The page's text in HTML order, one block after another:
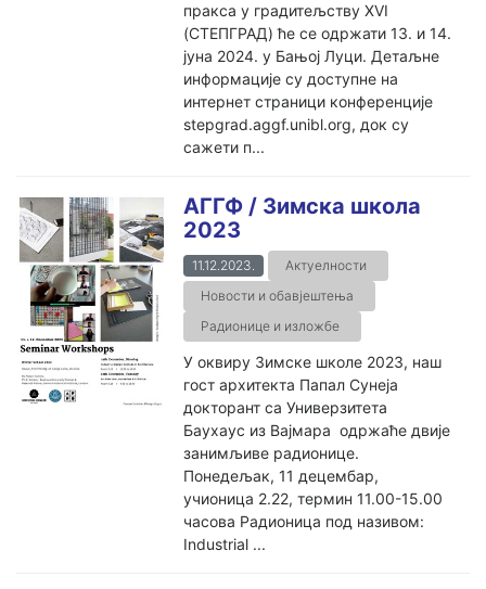
пракса у градитељству XVI
(СТЕПГРАД) ће се одржати 13. и 14.
јуна 2024. у Бањој Луци. Детаљне
информације су доступне на
интернет страници конференције
stepgrad.aggf.unibl.org, док су
сажети п...
АГГФ / Зимска школа
2023
11.12.2023.
Актуелности
Новости и обавјештења
Радионице и изложбе
У оквиру Зимске школе 2023, наш
гост архитекта Папал Сунеја
докторант са Универзитета
Баухаус из Вајмара одржаће двије
занимљиве радионице.
Понедељак, 11 децембар,
учионица 2.22, термин 11.00-15.00
часова Радионица под називом:
Industrial ...